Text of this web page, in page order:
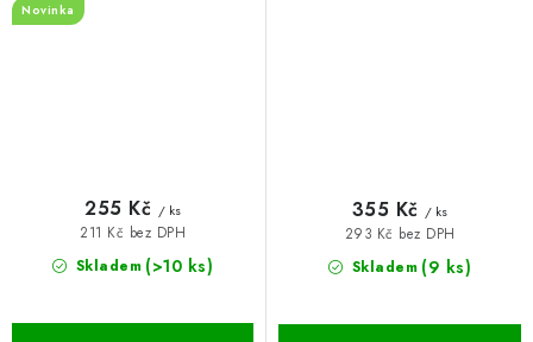
Novinka
Skladem (>10 ks)
211 Kč bez DPH
255 Kč / ks
Skladem (9 ks)
293 Kč bez DPH
355 Kč / ks